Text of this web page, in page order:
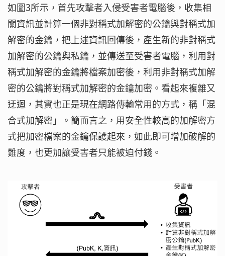
如圖3所示，首先攻擊者入侵受害者電腦後，收集相
關資訊並計算一個非對稱式加解密的公鑰與對稱式加
解密的金鑰，把上述資訊回傳後，產生新的非對稱式
加解密的公鑰與私鑰，並傳送至受害者電腦，利用對
稱式加解密的金鑰將檔案加密後，利用非對稱式加解
密的公鑰將對稱式加解密的金鑰加密。看起來複雜又
迂迴，其實也正是現在網路傳輸常用的方式，稱「混
合式加解密」。簡而言之，用安全性較高的加解密方
式把加密檔案的金鑰保護起來，如此即可增加破解的
難度，也更加讓受害者只能被迫付錢。